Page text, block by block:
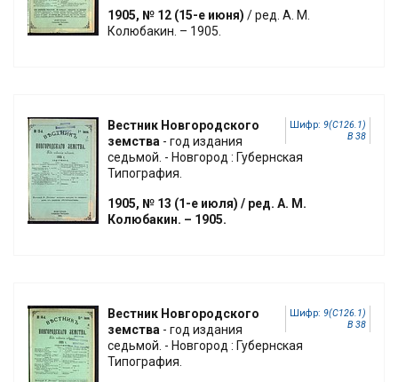
1905, № 12 (15-е июня) / ред. А. М.
Колюбакин. – 1905.
Шифр: 9(С126.1)
В 38
Вестник Новгородского
земства - год издания
седьмой. - Новгород : Губернская
Типография.
1905, № 13 (1-е июля) / ред. А. М.
Колюбакин. – 1905.
Шифр: 9(С126.1)
В 38
Вестник Новгородского
земства - год издания
седьмой. - Новгород : Губернская
Типография.